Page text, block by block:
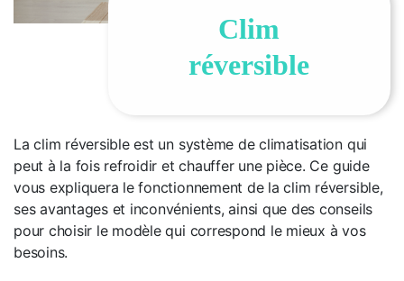
Clim
réversible
La clim réversible est un système de climatisation qui
peut à la fois refroidir et chauffer une pièce. Ce guide
vous expliquera le fonctionnement de la clim réversible,
ses avantages et inconvénients, ainsi que des conseils
pour choisir le modèle qui correspond le mieux à vos
besoins.